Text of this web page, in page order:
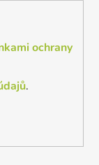
ochrany
.